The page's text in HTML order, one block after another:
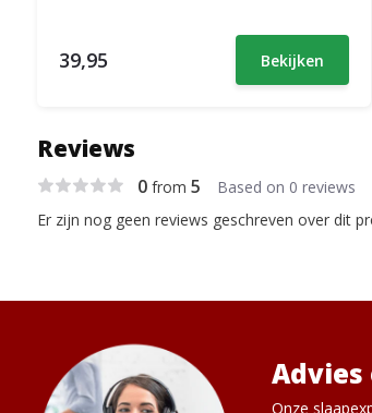
39,95 Bekijken
Reviews
0from 5 Based on 0 reviews
Er zijn nog geen reviews geschreven over dit
Onze